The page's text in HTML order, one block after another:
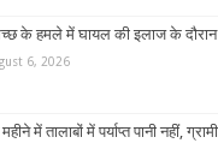
के हमले में घायल की इलाज के दौरान
6, 2026
में तालाबों में पर्याप्त पानी नहीं,